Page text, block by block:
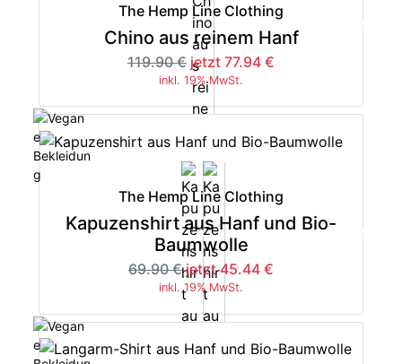
The Hemp Line Clothing
Chino aus reinem Hanf
119.90 € jetzt 77.94 €
inkl. 19% MwSt.
-35%
The Hemp Line Clothing
Kapuzenshirt aus Hanf und Bio-
Baumwolle
69.90 € jetzt 45.44 €
inkl. 19% MwSt.
-35%